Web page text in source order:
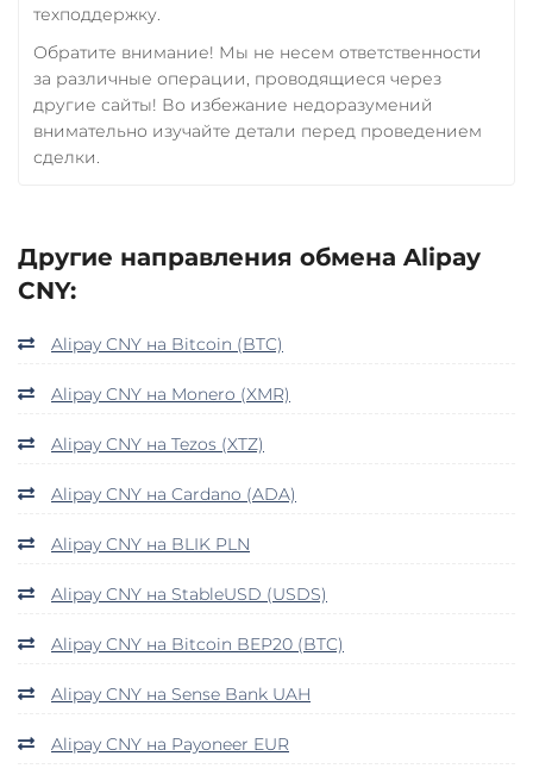
техподдержку.
Обратите внимание! Мы не несем ответственности
за различные операции, проводящиеся через
другие сайты! Во избежание недоразумений
внимательно изучайте детали перед проведением
сделки.
Другие направления обмена Alipay
CNY:
Alipay CNY на Bitcoin (BTC)
Alipay CNY на Monero (XMR)
Alipay CNY на Tezos (XTZ)
Alipay CNY на Cardano (ADA)
Alipay CNY на BLIK PLN
Alipay CNY на StableUSD (USDS)
Alipay CNY на Bitcoin BEP20 (BTC)
Alipay CNY на Sense Bank UAH
Alipay CNY на Payoneer EUR